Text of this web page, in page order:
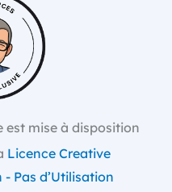
mise à disposition
Licence Creative
Pas d’Utilisation